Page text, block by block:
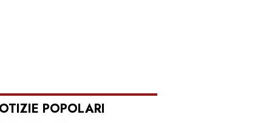
POPOLARI